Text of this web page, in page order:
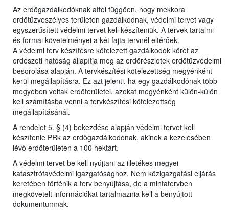
Az erdőgazdálkodóknak attól függően, hogy mekkora
erdőtűzveszélyes területen gazdálkodnak, védelmi tervet vagy
egyszerűsített védelmi tervet kell készíteniük. A tervek tartalmi
és formai követelményei a két fajta tervnél eltérőek.
A védelmi terv készítésre kötelezett gazdálkodók körét az
erdészeti hatóság állapítja meg az erdőrészletek erdőtűzvédelmi
besorolása alapján. A tervkészítési kötelezettség megyénként
kerül megállapításra. Ez azt jelenti, ha egy gazdálkodónak több
megyében voltak erdőterületei, azokat megyénként külön-külön
kell számításba venni a tervkészítési kötelezettség
megállapításánál.
A rendelet 5. § (4) bekezdése alapján védelmi tervet kell
készítenie PRk az erdőgazdálkodónak, akinek a kezelésében
lévő erdőterületen a 100 hektárt.
A védelmi tervet be kell nyújtani az illetékes megyei
katasztrófavédelmi igazgatósághoz. Nem közigazgatási eljárás
keretében történik a terv benyújtása, de a mintatervben
megkövetelt információkat tartalmaznia kell a benyújtott
dokumentumnak.